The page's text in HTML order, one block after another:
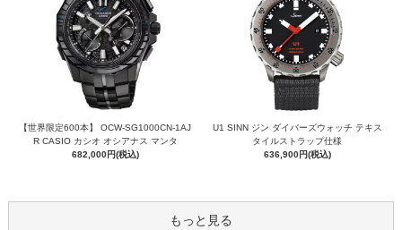
【世界限定600本】 OCW-SG1000CN-1AJ
R CASIO カシオ オシアナス マンタ
682,000円(税込)
U1 SINN ジン ダイバーズウォッチ テキス
タイルストラップ仕様
636,900円(税込)
もっと見る